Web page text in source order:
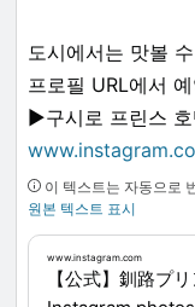
도시에서는 맛볼
프로필 URL에서
▶구시로 프린스 호
이 텍스트는 자동으로
원본 텍스트 표시
www.instagram.com
【公式】釧路プ